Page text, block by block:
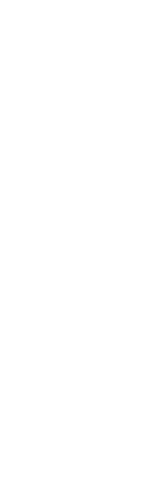
k Obľúbeným